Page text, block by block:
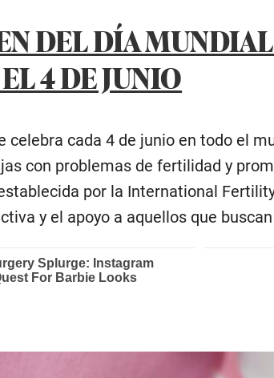
DEL DÍA
4 DE JUNIO
celebra cada 4 de junio en todo el
con problemas de fertilidad y
por la International
y el apoyo a aquellos que